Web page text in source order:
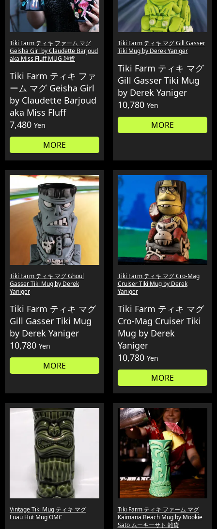
Tiki Farm ティキ ファーム マグ
Geisha Girl by Claudette Barjoud
aka Miss Fluff MUG 雑貨
Tiki Farm ティキ ファ
ーム マグ Geisha Girl
by Claudette Barjoud
aka Miss Fluff
7,480 Yen
MORE
Tiki Farm ティキ マグ Gill Gasser
Tiki Mug by Derek Yaniger
Tiki Farm ティキ マグ
Gill Gasser Tiki Mug
by Derek Yaniger
10,780 Yen
MORE
Tiki Farm ティキ マグ Ghoul
Gasser Tiki Mug by Derek
Yaniger
Tiki Farm ティキ マグ
Gill Gasser Tiki Mug
by Derek Yaniger
10,780 Yen
MORE
Tiki Farm ティキ マグ Cro-Mag
Cruiser Tiki Mug by Derek
Yaniger
Tiki Farm ティキ マグ
Cro-Mag Cruiser Tiki
Mug by Derek
Yaniger
10,780 Yen
MORE
Vintage Tiki Mug ティキ マグ
Luau Hut Mug OMC
Tiki Farm ティキ ファーム マグ
Kaimana Beach Mug by Mookie
Sato ムーキーサト 雑貨